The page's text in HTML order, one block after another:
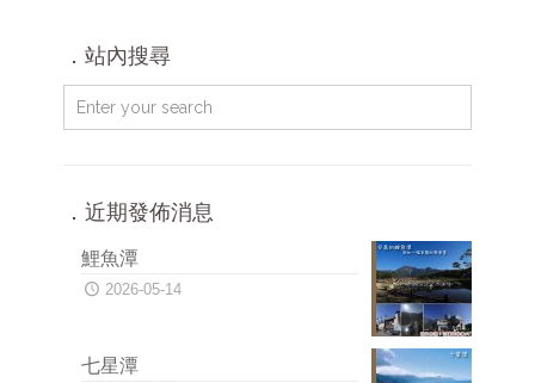
．站內搜尋
．近期發佈消息
鯉魚潭
2026-05-14
七星潭